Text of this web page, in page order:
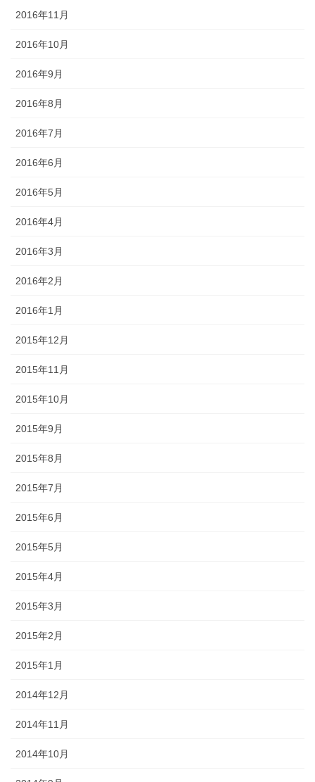
2016年11月
2016年10月
2016年9月
2016年8月
2016年7月
2016年6月
2016年5月
2016年4月
2016年3月
2016年2月
2016年1月
2015年12月
2015年11月
2015年10月
2015年9月
2015年8月
2015年7月
2015年6月
2015年5月
2015年4月
2015年3月
2015年2月
2015年1月
2014年12月
2014年11月
2014年10月